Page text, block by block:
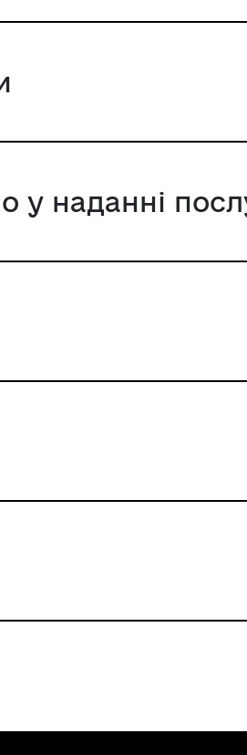
у наданні